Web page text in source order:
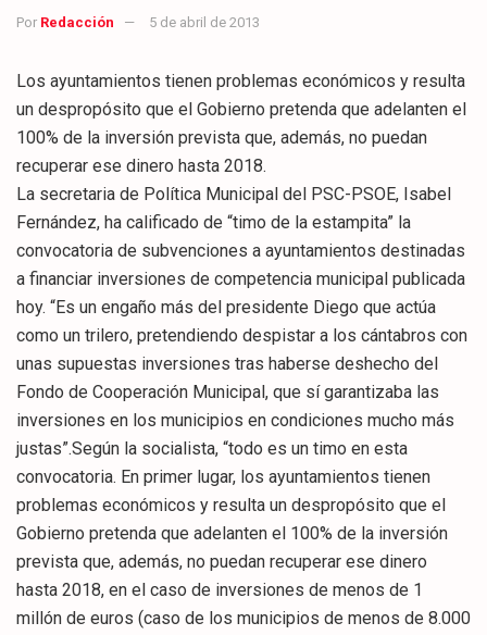
Por Redacción 5 de abril de 2013
Los ayuntamientos tienen problemas económicos y resulta
un despropósito que el Gobierno pretenda que adelanten el
100% de la inversión prevista que, además, no puedan
recuperar ese dinero hasta 2018.
La secretaria de Política Municipal del PSC-PSOE, Isabel
Fernández, ha calificado de “timo de la estampita” la
convocatoria de subvenciones a ayuntamientos destinadas
a financiar inversiones de competencia municipal publicada
hoy. “Es un engaño más del presidente Diego que actúa
como un trilero, pretendiendo despistar a los cántabros con
unas supuestas inversiones tras haberse deshecho del
Fondo de Cooperación Municipal, que sí garantizaba las
inversiones en los municipios en condiciones mucho más
justas”.Según la socialista, “todo es un timo en esta
convocatoria. En primer lugar, los ayuntamientos tienen
problemas económicos y resulta un despropósito que el
Gobierno pretenda que adelanten el 100% de la inversión
prevista que, además, no puedan recuperar ese dinero
hasta 2018, en el caso de inversiones de menos de 1
millón de euros (caso de los municipios de menos de 8.000